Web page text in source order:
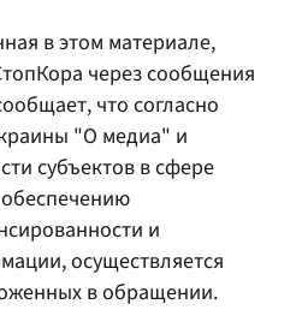
в этом материале,
через сообщения
что согласно
"О медиа" и
субъектов в сфере
и
осуществляется
в обращении.